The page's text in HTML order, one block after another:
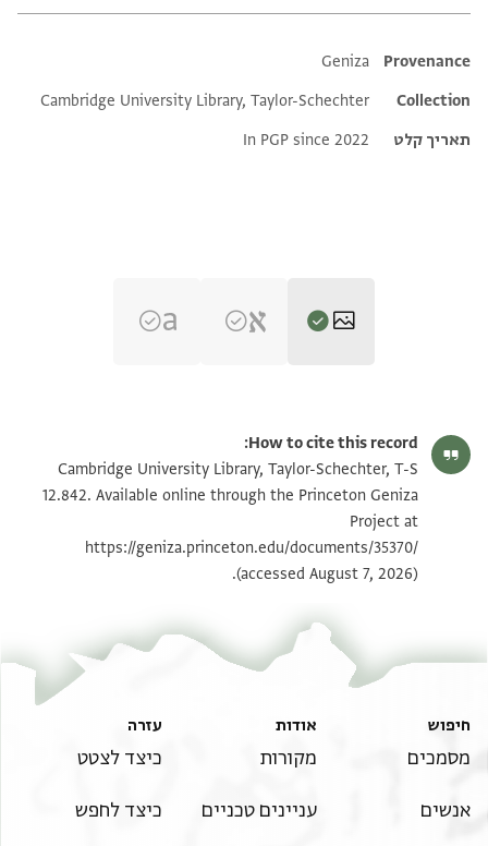
Additional metadata
Provenance
Geniza
Collection
Cambridge University Library, Taylor-Schechter
תאריך קלט
In PGP since 2022
T-S 12.842 1v הגדל וסובב
תנאי היתר שימוש בתצלום
How to cite this record:
Cambridge University Library, Taylor-Schechter, T-S
12.842. Available online through the Princeton Geniza
Project at
https://geniza.princeton.edu/documents/35370/
(accessed August 7, 2026).
חיפוש
מסמכים
אנשים
אודות
מקורות
עניינים טכניים
עזרה
כיצד לצטט
כיצד לחפש